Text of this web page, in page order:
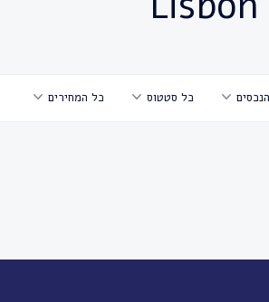
כל סטטוס כל המחירים